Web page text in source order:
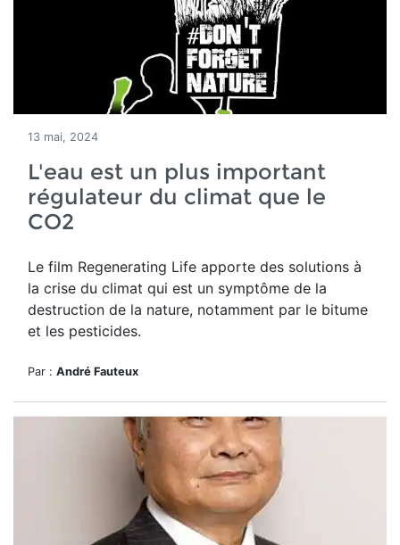
13 mai, 2024
L'eau est un plus important
régulateur du climat que le
CO2
Le film Regenerating Life apporte des solutions à
la crise du climat qui est un symptôme de la
destruction de la nature, notamment par le bitume
et les pesticides.
Par : André Fauteux